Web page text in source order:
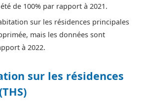
de 100% par rapport à 2021.
sur les résidences principales
mais les données sont
à 2022.
sur les résidences